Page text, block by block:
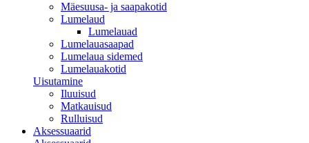
Mäesuusa- ja saapakotid
Lumelaud
Lumelauad
Lumelauasaapad
Lumelaua sidemed
Lumelauakotid
Uisutamine
Iluuisud
Matkauisud
Rulluisud
Aksessuaarid